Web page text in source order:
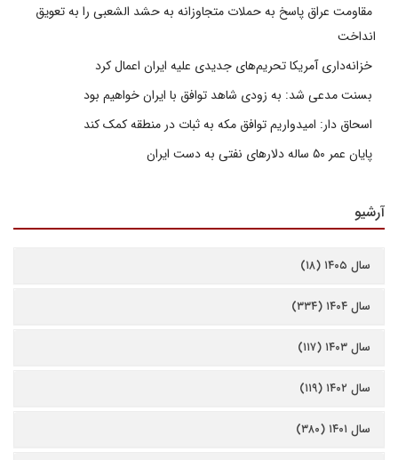
مقاومت عراق پاسخ به حملات متجاوزانه به حشد الشعبی را به تعویق
انداخت
خزانه‌داری آمریکا تحریم‌های جدیدی علیه ایران اعمال کرد
بسنت مدعی شد: به زودی شاهد توافق با ایران خواهیم بود
اسحاق دار: امیدواریم توافق مکه به ثبات در منطقه کمک کند
پایان عمر ۵۰ ساله دلارهای نفتی به دست ایران
آرشیو
سال ۱۴۰۵ (۱۸)
سال ۱۴۰۴ (۳۳۴)
سال ۱۴۰۳ (۱۱۷)
سال ۱۴۰۲ (۱۱۹)
سال ۱۴۰۱ (۳۸۰)